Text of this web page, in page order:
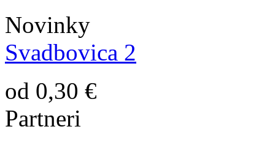
Novinky
Svadbovica 2
od 0,30 €
Partneri